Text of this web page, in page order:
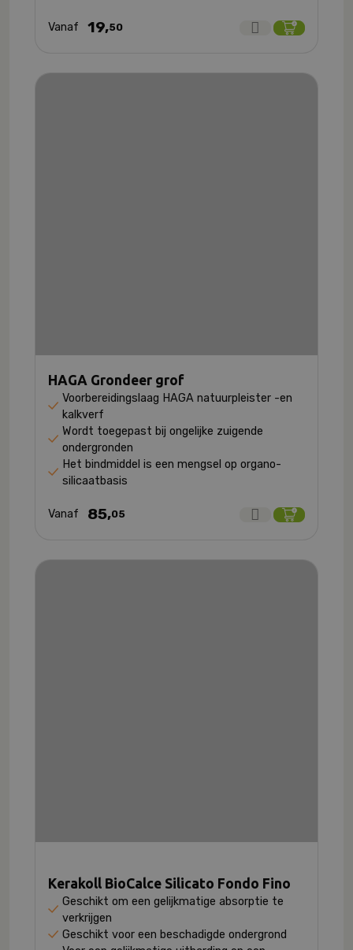
Vanaf 19,50
HAGA Grondeer grof
Voorbereidingslaag HAGA natuurpleister -en
kalkverf
Wordt toegepast bij ongelijke zuigende
ondergronden
Het bindmiddel is een mengsel op organo-
silicaatbasis
Vanaf 85,05
Kerakoll BioCalce Silicato Fondo Fino
Geschikt om een gelijkmatige absorptie te
verkrijgen
Geschikt voor een beschadigde ondergrond